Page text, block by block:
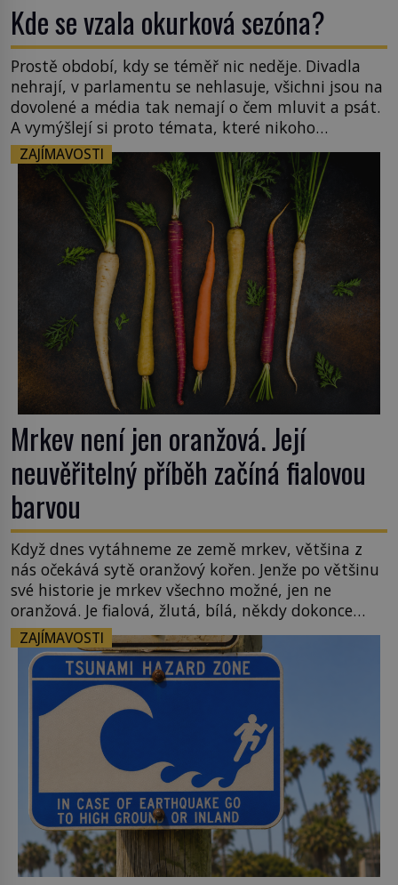
Kde se vzala okurková sezóna?
Prostě období, kdy se téměř nic neděje. Divadla
nehrají, v parlamentu se nehlasuje, všichni jsou na
dovolené a média tak nemají o čem mluvit a psát.
A vymýšlejí si proto témata, které nikoho
nezajímají. Proč je však ona letní doba spojovaná
zrovna s okurkami? Okurkovou sezónu známe už
od poloviny 19. století, ovšem jako Češi […]
ZAJÍMAVOSTI
Mrkev není jen oranžová. Její
neuvěřitelný příběh začíná fialovou
barvou
Když dnes vytáhneme ze země mrkev, většina z
nás očekává sytě oranžový kořen. Jenže po většinu
své historie je mrkev všechno možné, jen ne
oranžová. Je fialová, žlutá, bílá, někdy dokonce
téměř černá. Až díky stovkám let pečlivého
šlechtění se z ní stává zelenina, bez které si českou
zahradu ani nedokážeme představit. Její příběh je
ZAJÍMAVOSTI